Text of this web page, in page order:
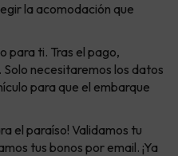
la acomodación que
para ti. Tras el pago,
necesitaremos los datos
para que el embarque
el paraíso! Validamos tu
tus bonos por email. ¡Ya